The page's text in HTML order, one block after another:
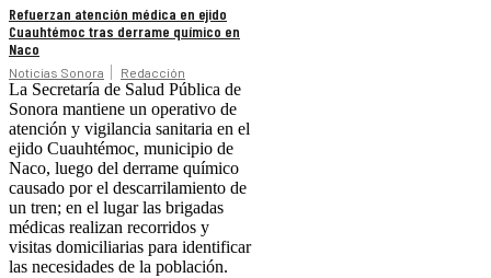
Refuerzan atención médica en ejido
Cuauhtémoc tras derrame químico en
Naco
Noticias Sonora Redacción
La Secretaría de Salud Pública de
Sonora mantiene un operativo de
atención y vigilancia sanitaria en el
ejido Cuauhtémoc, municipio de
Naco, luego del derrame químico
causado por el descarrilamiento de
un tren; en el lugar las brigadas
médicas realizan recorridos y
visitas domiciliarias para identificar
las necesidades de la población.